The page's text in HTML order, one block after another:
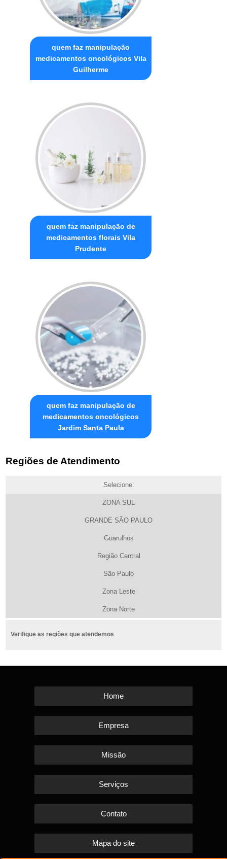
quem faz manipulação
medicamentos oncológicos Vila
Guilherme
quem faz manipulação de
medicamentos florais Vila
Prudente
quem faz manipulação de
medicamentos oncológicos
Jardim Santa Paula
Regiões de Atendimento
Selecione:
ZONA SUL
GRANDE SÃO PAULO
Guarulhos
Região Central
São Paulo
Zona Leste
Zona Norte
Verifique as regiões que atendemos
Home
Empresa
Missão
Serviços
Contato
Mapa do site